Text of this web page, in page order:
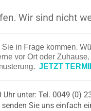
Wir sind nicht
in Frage kommen.
vor Ort oder
JETZT
unter: Tel. 0049 (0)
senden Sie uns einfach